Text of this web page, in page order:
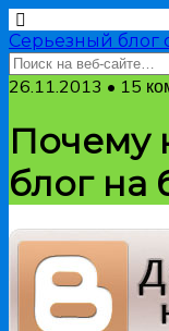
Серьезный блог
26.11.2013 • 15
Почему
блог на